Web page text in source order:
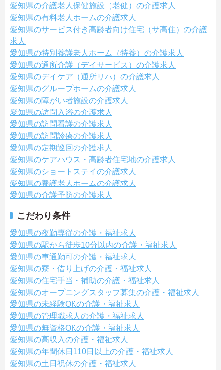
愛知県の介護老人保健施設（老健）の介護求人
愛知県の有料老人ホームの介護求人
愛知県のサービス付き高齢者向け住宅（サ高住）の介護
求人
愛知県の特別養護老人ホーム（特養）の介護求人
愛知県の通所介護（デイサービス）の介護求人
愛知県のデイケア（通所リハ）の介護求人
愛知県のグループホームの介護求人
愛知県の障がい者施設の介護求人
愛知県の訪問入浴の介護求人
愛知県の訪問看護の介護求人
愛知県の訪問診療の介護求人
愛知県の定期巡回の介護求人
愛知県のケアハウス・高齢者住宅地の介護求人
愛知県のショートステイの介護求人
愛知県の養護老人ホームの介護求人
愛知県の介護予防の介護求人
こだわり条件
愛知県の夜勤専従の介護・福祉求人
愛知県の駅から徒歩10分以内の介護・福祉求人
愛知県の車通勤可の介護・福祉求人
愛知県の寮・借り上げの介護・福祉求人
愛知県の住宅手当・補助の介護・福祉求人
愛知県のオープニングスタッフ募集の介護・福祉求人
愛知県の未経験OKの介護・福祉求人
愛知県の管理職求人の介護・福祉求人
愛知県の無資格OKの介護・福祉求人
愛知県の高収入の介護・福祉求人
愛知県の年間休日110日以上の介護・福祉求人
愛知県の土日祝休の介護・福祉求人